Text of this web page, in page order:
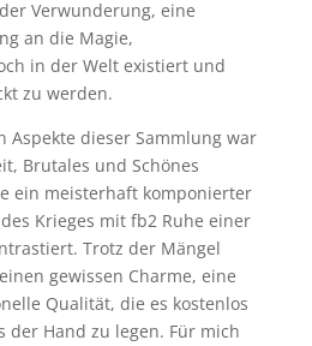
Verwunderung, eine
an die Magie,
in der Welt existiert und
zu werden.
Aspekte dieser Sammlung war
Brutales und Schönes
ein meisterhaft komponierter
Krieges mit fb2 Ruhe einer
Trotz der Mängel
gewissen Charme, eine
Qualität, die es kostenlos
der Hand zu legen. Für mich